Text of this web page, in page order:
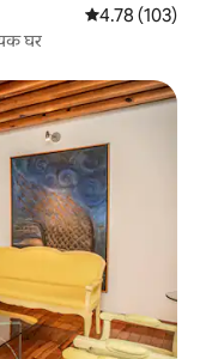
औसत रेटिंग 5 में से
4.78 (103)
घर